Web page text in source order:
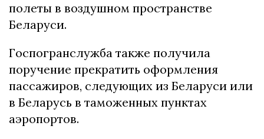
полеты в воздушном пространстве
Беларуси.
Госпогранслужба также получила
поручение прекратить оформления
пассажиров, следующих из Беларуси или
в Беларусь в таможенных пунктах
аэропортов.